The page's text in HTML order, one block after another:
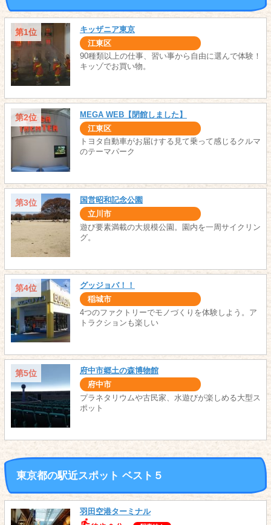
第1位 キッザニア東京
江東区
90種類以上の仕事、習い事から自由に選んで体験！
キッゾでお買い物。
第2位 MEGA WEB【閉館しました】
江東区
トヨタ自動車がお届けする見て乗って感じるクルマ
のテーマパーク
第3位 国営昭和記念公園
立川市
遊び要素満載の大規模公園。園内を一周サイクリン
グ。
第4位 グッジョバ！！
稲城市
4つのファクトリーでモノづくりを体験しよう。ア
トラクションも楽しい
第5位 府中市郷土の森博物館
府中市
プラネタリウムや古民家、水遊びが楽しめる大型ス
ポット
東京都の駅近スポット ベスト５
羽田空港ターミナル